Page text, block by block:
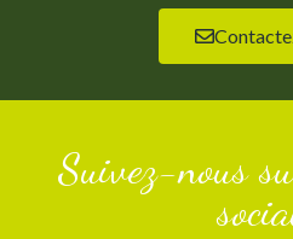
Suivez-nous